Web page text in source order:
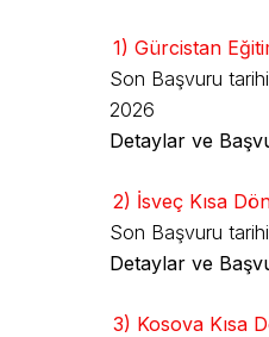
1) Gürcistan
Son Başvuru
2026
Detaylar ve
2) İsveç Kısa
Son Başvuru
Detaylar ve
3) Kosova Kısa